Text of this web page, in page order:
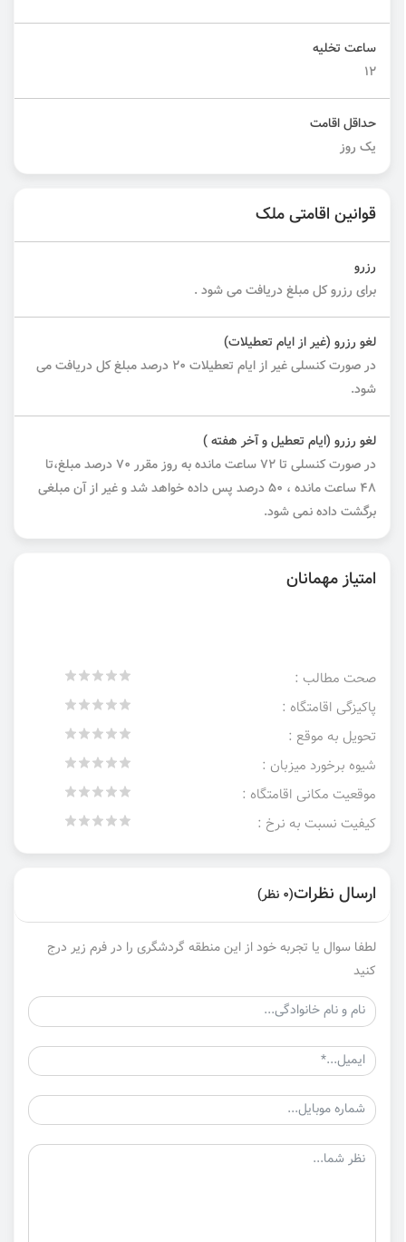
ساعت تخلیه
۱۲
حداقل اقامت
یک روز
قوانین اقامتی ملک
رزرو
برای رزرو کل مبلغ دریافت می شود .
لغو رزرو (غیر از ایام تعطیلات)
در صورت کنسلی غیر از ایام تعطیلات ۲۰ درصد مبلغ کل دریافت می
شود.
لغو رزرو (ایام تعطیل و آخر هفته )
در صورت کنسلی تا ۷۲ ساعت مانده به روز مقرر ۷۰ درصد مبلغ،تا
۴۸ ساعت مانده ، ۵۰ درصد پس داده خواهد شد و غیر از آن مبلغی
برگشت داده نمی شود.
امتیاز مهمانان
صحت مطالب :
پاکیزگی اقامتگاه :
تحویل به موقع :
شیوه برخورد میزبان :
موقعیت مکانی اقامتگاه :
کیفیت نسبت به نرخ :
ارسال نظرات(0 نظر)
لطفا سوال یا تجربه خود از این منطقه گردشگری را در فرم زیر درج
کنید